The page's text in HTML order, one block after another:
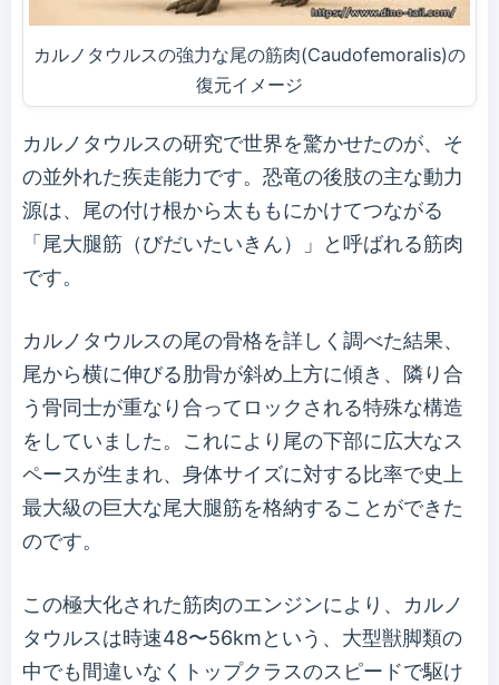
カルノタウルスの強力な尾の筋肉(Caudofemoralis)の
復元イメージ
カルノタウルスの研究で世界を驚かせたのが、そ
の並外れた疾走能力です。恐竜の後肢の主な動力
源は、尾の付け根から太ももにかけてつながる
「尾大腿筋（びだいたいきん）」と呼ばれる筋肉
です。
カルノタウルスの尾の骨格を詳しく調べた結果、
尾から横に伸びる肋骨が斜め上方に傾き、隣り合
う骨同士が重なり合ってロックされる特殊な構造
をしていました。これにより尾の下部に広大なス
ペースが生まれ、身体サイズに対する比率で史上
最大級の巨大な尾大腿筋を格納することができた
のです。
この極大化された筋肉のエンジンにより、カルノ
タウルスは時速48〜56kmという、大型獣脚類の
中でも間違いなくトップクラスのスピードで駆け